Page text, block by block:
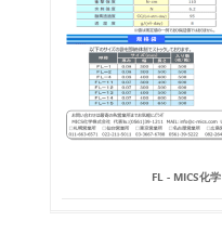
FL - MICS化学